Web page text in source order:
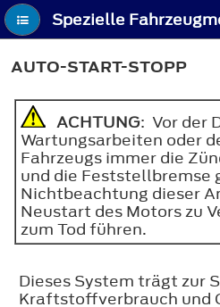
AUTO-START-STOPP
ACHTUNG: Vor der
Wartungsarbeiten oder
Fahrzeugs immer die
und die Feststellbremse
Nichtbeachtung dieser
Neustart des Motors zu
zum Tod führen.
Dieses System trägt zur
Kraftstoffverbrauch und